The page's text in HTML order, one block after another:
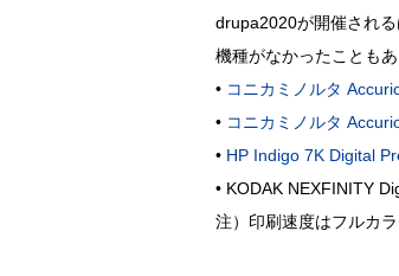
drupa2020が開催され
機種がなかったことも
• コニカミノルタ
• コニカミノルタ
• HP Indigo 7K Digital
• KODAK NEXFINITY
注）印刷速度はフルカ